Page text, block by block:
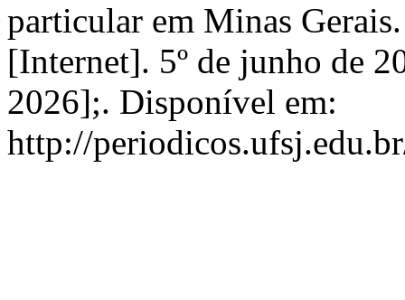
particular em Minas
[Internet]. 5º de junho de
2026];. Disponível em:
http://